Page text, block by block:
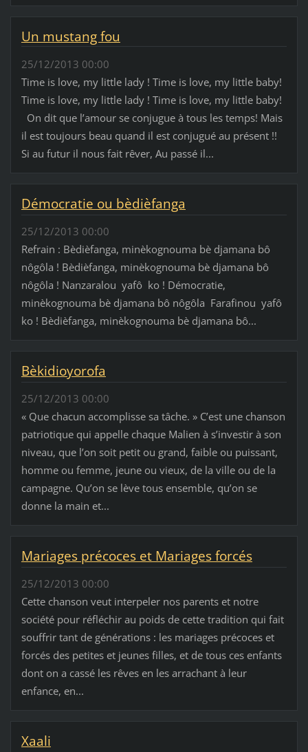
Un mustang fou
25/12/2013 00:00
Time is love, my little lady ! Time is love, my little baby!
Time is love, my little lady ! Time is love, my little baby!
On dit que l’amour se conjugue à tous les temps! Mais
il est toujours beau quand il est conjugué au présent !!
Si au futur il nous fait rêver, Au passé il...
Démocratie ou bèdièfanga
25/12/2013 00:00
Refrain : Bèdièfanga, minèkognouma bè djamana bô
nôgôla ! Bèdièfanga, minèkognouma bè djamana bô
nôgôla ! Nanzaralou yafô ko ! Démocratie,
minèkognouma bè djamana bô nôgôla Farafinou yafô
ko ! Bèdièfanga, minèkognouma bè djamana bô...
Bèkidioyorofa
25/12/2013 00:00
« Que chacun accomplisse sa tâche. » C’est une chanson
patriotique qui appelle chaque Malien à s’investir à son
niveau, que l’on soit petit ou grand, faible ou puissant,
homme ou femme, jeune ou vieux, de la ville ou de la
campagne. Qu’on se lève tous ensemble, qu’on se
donne la main et...
Mariages précoces et Mariages forcés
25/12/2013 00:00
Cette chanson veut interpeler nos parents et notre
société pour réfléchir au poids de cette tradition qui fait
souffrir tant de générations : les mariages précoces et
forcés des petites et jeunes filles, et de tous ces enfants
dont on a cassé les rêves en les arrachant à leur
enfance, en...
Xaali